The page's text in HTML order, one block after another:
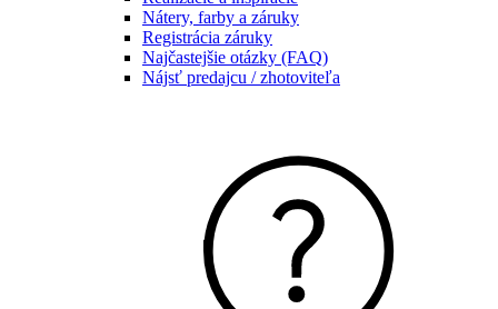
Nátery, farby a záruky
Registrácia záruky
Najčastejšie otázky (FAQ)
Nájsť predajcu / zhotoviteľa